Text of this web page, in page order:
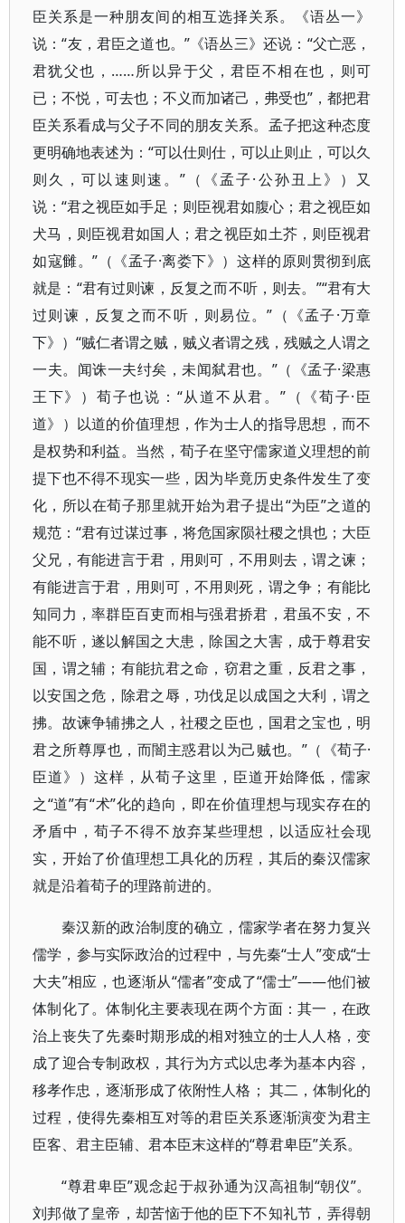
臣关系是一种朋友间的相互选择关系。《语丛一》
说：“友，君臣之道也。”《语丛三》还说：“父亡恶，
君犹父也，……所以异于父，君臣不相在也，则可
已；不悦，可去也；不义而加诸己，弗受也”，都把君
臣关系看成与父子不同的朋友关系。孟子把这种态度
更明确地表述为：“可以仕则仕，可以止则止，可以久
则久，可以速则速。”（《孟子·公孙丑上》）又
说：“君之视臣如手足；则臣视君如腹心；君之视臣如
犬马，则臣视君如国人；君之视臣如土芥，则臣视君
如寇雠。”（《孟子·离娄下》）这样的原则贯彻到底
就是：“君有过则谏，反复之而不听，则去。”“君有大
过则谏，反复之而不听，则易位。”（《孟子·万章
下》）“贼仁者谓之贼，贼义者谓之残，残贼之人谓之
一夫。闻诛一夫纣矣，未闻弑君也。”（《孟子·梁惠
王下》）荀子也说：“从道不从君。”（《荀子·臣
道》）以道的价值理想，作为士人的指导思想，而不
是权势和利益。当然，荀子在坚守儒家道义理想的前
提下也不得不现实一些，因为毕竟历史条件发生了变
化，所以在荀子那里就开始为君子提出“为臣”之道的
规范：“君有过谋过事，将危国家陨社稷之惧也；大臣
父兄，有能进言于君，用则可，不用则去，谓之谏；
有能进言于君，用则可，不用则死，谓之争；有能比
知同力，率群臣百吏而相与强君挢君，君虽不安，不
能不听，遂以解国之大患，除国之大害，成于尊君安
国，谓之辅；有能抗君之命，窃君之重，反君之事，
以安国之危，除君之辱，功伐足以成国之大利，谓之
拂。故谏争辅拂之人，社稷之臣也，国君之宝也，明
君之所尊厚也，而闇主惑君以为己贼也。”（《荀子·
臣道》）这样，从荀子这里，臣道开始降低，儒家
之“道”有“术”化的趋向，即在价值理想与现实存在的
矛盾中，荀子不得不放弃某些理想，以适应社会现
实，开始了价值理想工具化的历程，其后的秦汉儒家
就是沿着荀子的理路前进的。
秦汉新的政治制度的确立，儒家学者在努力复兴
儒学，参与实际政治的过程中，与先秦“士人”变成“士
大夫”相应，也逐渐从“儒者”变成了“儒士”——他们被
体制化了。体制化主要表现在两个方面：其一，在政
治上丧失了先秦时期形成的相对独立的士人人格，变
成了迎合专制政权，其行为方式以忠孝为基本内容，
移孝作忠，逐渐形成了依附性人格； 其二，体制化的
过程，使得先秦相互对等的君臣关系逐渐演变为君主
臣客、君主臣辅、君本臣末这样的“尊君卑臣”关系。
“尊君卑臣”观念起于叔孙通为汉高祖制“朝仪”。
刘邦做了皇帝，却苦恼于他的臣下不知礼节，弄得朝